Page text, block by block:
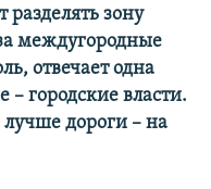
разделять зону
междугородные
отвечает одна
– ​ городские власти.
дороги – на